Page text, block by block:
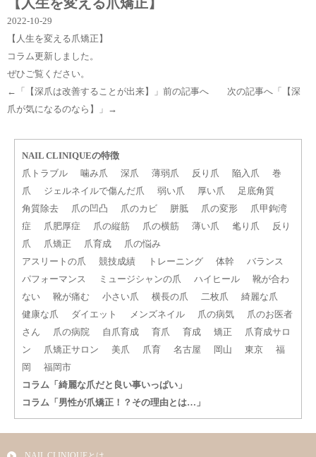
2022-10-29
【人生を変える爪矯正】
コラム更新しました。
ぜひご覧ください。
←「 【深爪は改善することが出来】 」前の記事へ 次の記事へ「 【深
爪が気になるのなら】
」→
NAIL CLINIQUEの特徴
爪トラブル
噛み爪 深爪 薄弱爪 反り爪 陥入爪
巻
爪
ジェルネイルで傷んだ爪 弱い爪 厚い爪
足底角質
角質除去
爪の凹凸 爪のカビ 胼胝 爪の変形
爪甲鉤湾
症
爪肥厚症 爪の縦筋 爪の横筋 薄い爪 毟り爪
反り
爪
爪矯正 爪育成
爪の悩み
アスリートの爪
競技成績 トレーニング 体幹
バランス
パフォーマンス
ミュージシャンの爪 ハイヒール
靴が合わ
ない
靴が痛む 小さい爪 横長の爪 二枚爪
綺麗な爪
健康な爪
ダイエット メンズネイル 爪の病気
爪のお医者
さん
爪の病院 自爪育成 育爪 育成 矯正
爪育成サロ
ン
爪矯正サロン 美爪 爪育 名古屋 岡山 東京
福
岡
福岡市
コラム「綺麗な爪だと良い事いっぱい」
コラム「男性が爪矯正！？その理由とは…」